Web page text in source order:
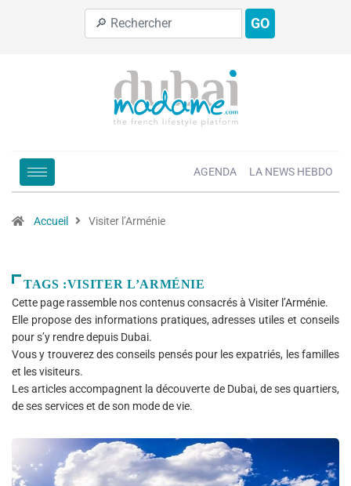
GO
AGENDA LA NEWS HEBDO
Accueil Visiter l’Arménie
TAGS :VISITER L’ARMÉNIE
Cette page rassemble nos contenus consacrés à Visiter l’Arménie.
Elle propose des informations pratiques, adresses utiles et conseils
pour s’y rendre depuis Dubai.
Vous y trouverez des conseils pensés pour les expatriés, les familles
et les visiteurs.
Les articles accompagnent la découverte de Dubai, de ses quartiers,
de ses services et de son mode de vie.